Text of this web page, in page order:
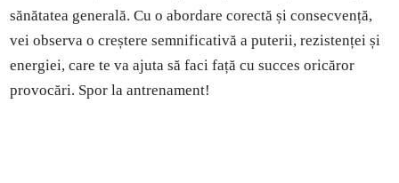
sănătatea generală. Cu o abordare corectă și consecvență,
vei observa o creștere semnificativă a puterii, rezistenței și
energiei, care te va ajuta să faci față cu succes oricăror
provocări. Spor la antrenament!